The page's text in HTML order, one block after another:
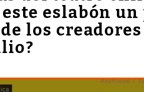
eslabón un
los